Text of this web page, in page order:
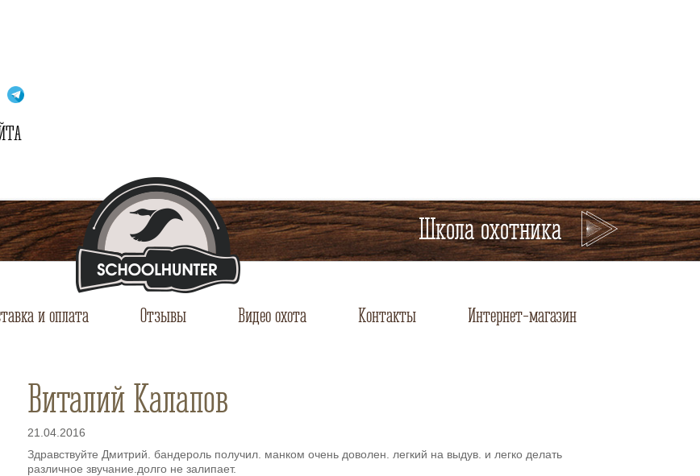
Школа охотника
и оплата Отзывы Видео охота Контакты Интернет-магазин
Виталий Калапов
21.04.2016
Здравствуйте Дмитрий. бандероль получил. манком очень доволен. легкий на выдув. и легко делать
различное звучание.долго не залипает.